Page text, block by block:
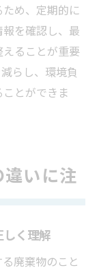
め、定期的に
を確認し、最
ることが重要
らし、環境負
とができま
いに注
しく理解
廃棄物のこと